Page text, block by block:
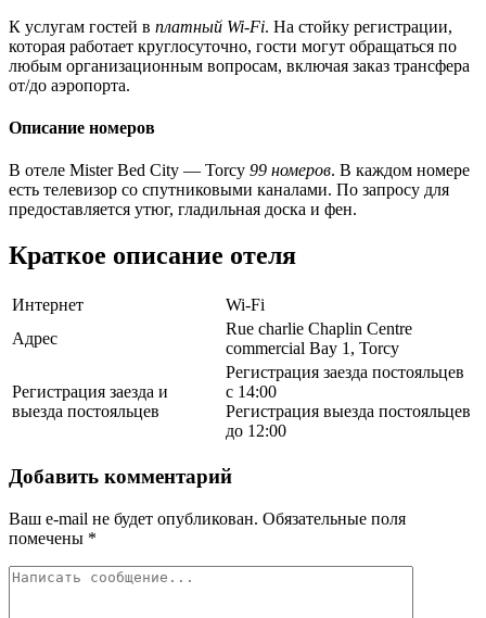
К услугам гостей в платный Wi-Fi. На стойку регистрации,
которая работает круглосуточно, гости могут обращаться по
любым организационным вопросам, включая заказ трансфера
от/до аэропорта.
Описание номеров
В отеле Mister Bed City — Torcy 99 номеров. В каждом номере
есть телевизор со спутниковыми каналами. По запросу для
предоставляется утюг, гладильная доска и фен.
Краткое описание отеля
Интернет
Wi-Fi
Адрес
Rue charlie Chaplin Centre
commercial Bay 1, Torcy
Регистрация заезда и
выезда постояльцев
Регистрация заезда постояльцев
с 14:00
Регистрация выезда постояльцев
до 12:00
Добавить комментарий
Ваш e-mail не будет опубликован. Обязательные поля
помечены *